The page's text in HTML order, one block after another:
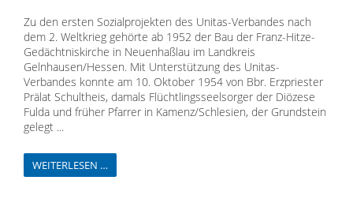
Zu den ersten Sozialprojekten des Unitas-Verbandes nach
dem 2. Weltkrieg gehörte ab 1952 der Bau der Franz-Hitze-
Gedächtniskirche in Neuenhaßlau im Landkreis
Gelnhausen/Hessen. Mit Unterstützung des Unitas-
Verbandes konnte am 10. Oktober 1954 von Bbr. Erzpriester
Prälat Schultheis, damals Flüchtlingsseelsorger der Diözese
Fulda und früher Pfarrer in Kamenz/Schlesien, der Grundstein
gelegt ...
WEITERLESEN …